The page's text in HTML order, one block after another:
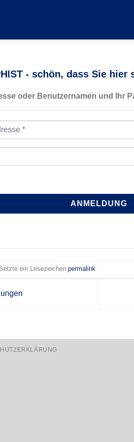
- schön, dass Sie hier
oder Benutzernamen und Ihr
ANMELDUNG
ein Lesezeichen permalink.